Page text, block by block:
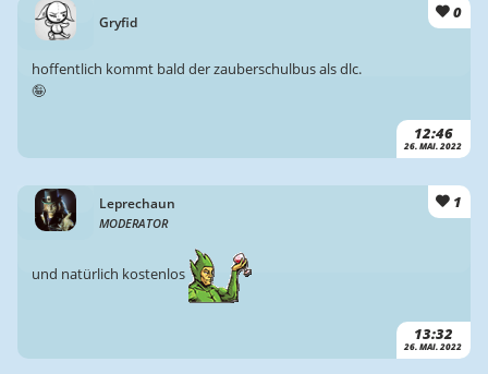
Gryfid
0
12:46
26. MAI. 2022
hoffentlich kommt bald der zauberschulbus als dlc.
🤪
Leprechaun
MODERATOR
1
13:32
26. MAI. 2022
und natürlich kostenlos